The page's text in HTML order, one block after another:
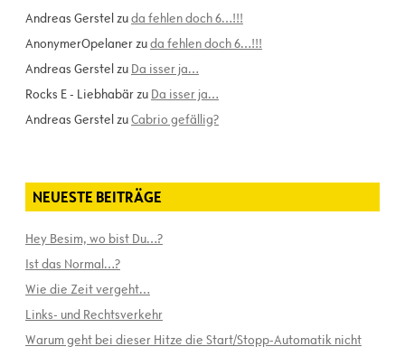
Andreas Gerstelzuda fehlen doch 6…!!!
AnonymerOpelanerzuda fehlen doch 6…!!!
Andreas Gerstelzu Da isser ja…
Rocks E - Liebhabärzu Da isser ja…
Andreas GerstelzuCabrio gefällig?
NEUESTE BEITRÄGE
Hey Besim, wo bist Du…?
Ist das Normal…?
Wie die Zeit vergeht…
Links- und Rechtsverkehr
Warum geht bei dieser Hitze die Start/Stopp-Automatik nicht